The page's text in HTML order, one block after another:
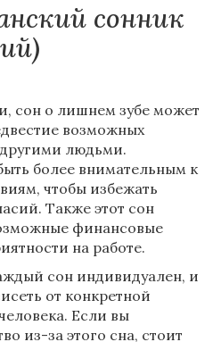
сонник
сон о лишнем зубе может
возможных
людьми.
более внимательным к
чтобы избежать
Также этот сон
финансовые
на работе.
сон индивидуален, и
от конкретной
Если вы
из-за этого сна, стоит